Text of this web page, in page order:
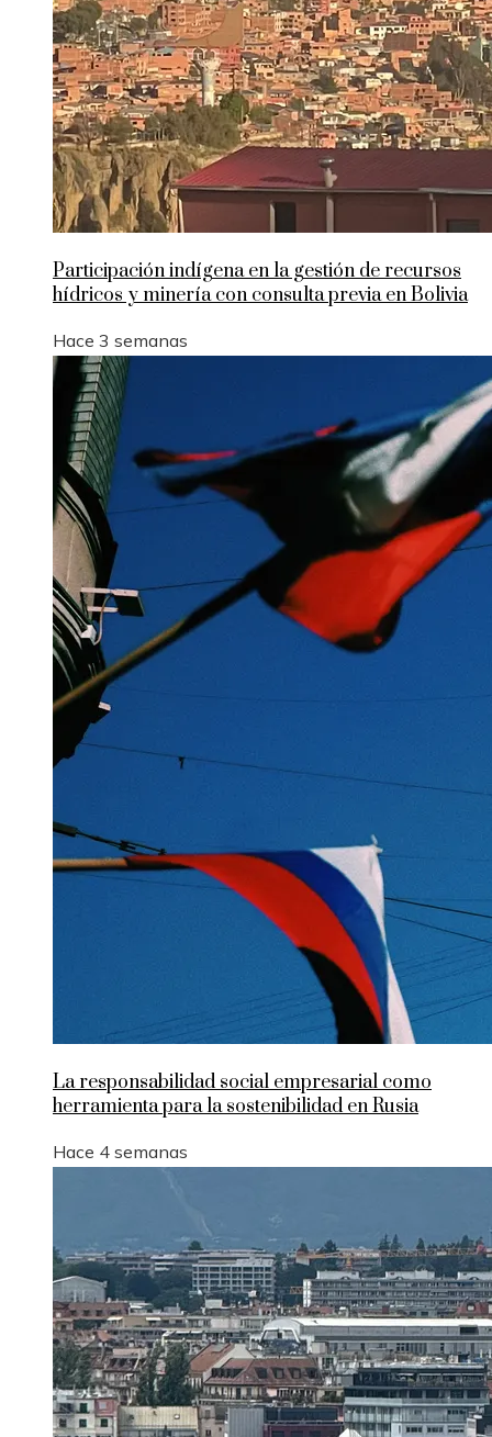
Participación indígena en la gestión de recursos
hídricos y minería con consulta previa en Bolivia
Hace 3 semanas
La responsabilidad social empresarial como
herramienta para la sostenibilidad en Rusia
Hace 4 semanas